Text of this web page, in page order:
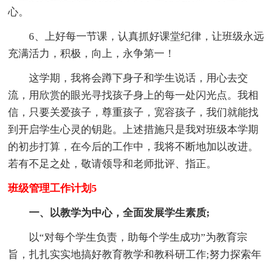
心。
6、上好每一节课，认真抓好课堂纪律，让班级永远
充满活力，积极，向上，永争第一！
这学期，我将会蹲下身子和学生说话，用心去交
流，用欣赏的眼光寻找孩子身上的每一处闪光点。我相
信，只要关爱孩子，尊重孩子，宽容孩子，我们就能找
到开启学生心灵的钥匙。上述措施只是我对班级本学期
的初步打算，在今后的工作中，我将不断地加以改进。
若有不足之处，敬请领导和老师批评、指正。
班级管理工作计划5
一、以教学为中心，全面发展学生素质;
以“对每个学生负责，助每个学生成功”为教育宗
旨，扎扎实实地搞好教育教学和教科研工作;努力探索年